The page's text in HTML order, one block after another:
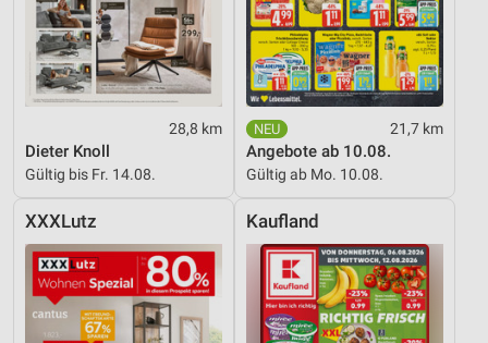
28,8 km
Dieter Knoll
Gültig bis Fr. 14.08.
21,7 km
Angebote ab 10.08.
Gültig ab Mo. 10.08.
XXXLutz Kaufland